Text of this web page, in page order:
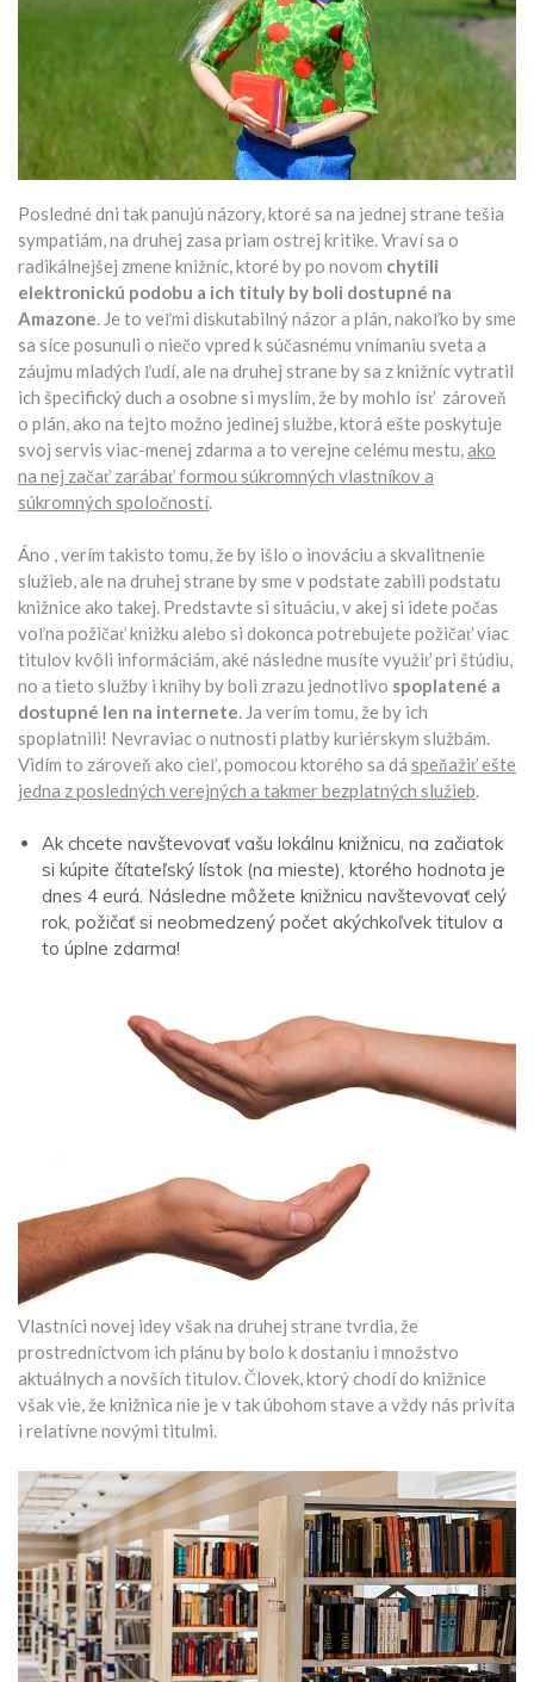
Posledné dni tak panujú názory, ktoré sa na jednej strane tešia
sympatiám, na druhej zasa priam ostrej kritike. Vraví sa o
radikálnejšej zmene knižníc, ktoré by po novom chytili
elektronickú podobu a ich tituly by boli dostupné na
Amazone . Je to veľmi diskutabilný názor a plán, nakoľko by sme
sa síce posunuli o niečo vpred k súčasnému vnímaniu sveta a
záujmu mladých ľudí, ale na druhej strane by sa z knižníc vytratil
ich špecifický duch a osobne si myslím, že by mohlo ísť zároveň
o plán, ako na tejto možno jedinej službe, ktorá ešte poskytuje
svoj servis viac-menej zdarma a to verejne celému mestu, ako
na nej začať zarábať formou súkromných vlastníkov a
súkromných spoločností.
Áno , verím takisto tomu, že by išlo o inováciu a skvalitnenie
služieb, ale na druhej strane by sme v podstate zabili podstatu
knižnice ako takej. Predstavte si situáciu, v akej si idete počas
voľna požičať knižku alebo si dokonca potrebujete požičať viac
titulov kvôli informáciám, aké následne musíte využiť pri štúdiu,
no a tieto služby i knihy by boli zrazu jednotlivo spoplatené a
dostupné len na internete. Ja verím tomu, že by ich
spoplatnili! Nevraviac o nutnosti platby kuriérskym službám.
Vidím to zároveň ako cieľ, pomocou ktorého sa dá speňažiť ešte
jedna z posledných verejných a takmer bezplatných služieb.
Ak chcete navštevovať vašu lokálnu knižnicu, na začiatok
si kúpite čítateľský lístok (na mieste), ktorého hodnota je
dnes 4 eurá. Následne môžete knižnicu navštevovať celý
rok, požičať si neobmedzený počet akýchkoľvek titulov a
to úplne zdarma!
Vlastníci novej idey však na druhej strane tvrdia, že
prostredníctvom ich plánu by bolo k dostaniu i množstvo
aktuálnych a novších titulov. Človek, ktorý chodí do knižnice
však vie, že knižnica nie je v tak úbohom stave a vždy nás privíta
i relatívne novými titulmi.